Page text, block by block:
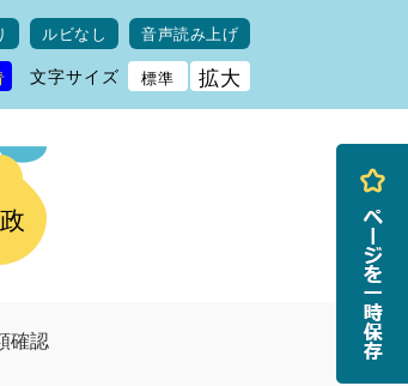
ルビなし 音声読み上げ
文字サイズ 標準 拡大
確認